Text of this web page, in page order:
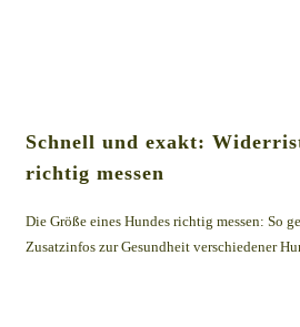
Schnell und exakt:
richtig messen
Die Größe eines Hundes richtig messen: So
Zusatzinfos zur Gesundheit verschiedener